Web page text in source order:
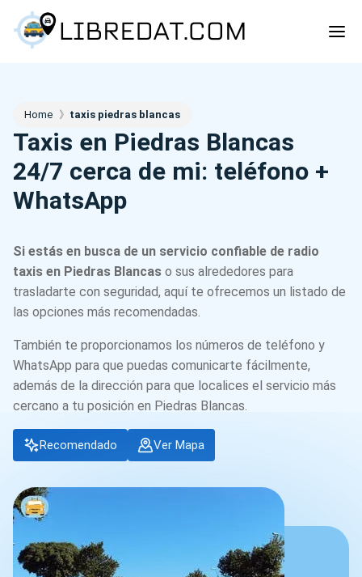
Home 》 taxis piedras blancas
Taxis en Piedras Blancas
24/7 cerca de mi: teléfono +
WhatsApp
Si estás en busca de un servicio confiable de radio
taxis en Piedras Blancas o sus alrededores para
trasladarte con seguridad, aquí te ofrecemos un listado de
las opciones más recomendadas.
También te proporcionamos los números de teléfono y
WhatsApp para que puedas comunicarte fácilmente,
además de la dirección para que localices el servicio más
cercano a tu posición en Piedras Blancas.
Recomendado Ver Mapa